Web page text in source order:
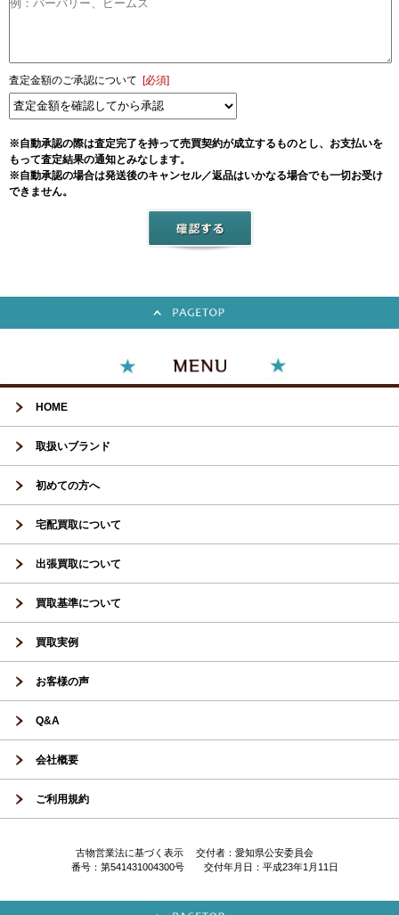
査定金額のご承認について [必須]
※自動承認の際は査定完了を持って売買契約が成立するものとし、お支払いを
もって査定結果の通知とみなします。
※自動承認の場合は発送後のキャンセル／返品はいかなる場合でも一切お受け
できません。
HOME
取扱いブランド
初めての方へ
宅配買取について
出張買取について
買取基準について
買取実例
お客様の声
Q&A
会社概要
ご利用規約
古物営業法に基づく表示 交付者：愛知県公安委員会
番号：第541431004300号 交付年月日：平成23年1月11日